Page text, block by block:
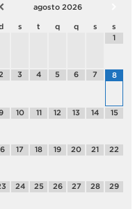
agosto 2026
s t q q s
s
1
2 3 4 5 6 7 8
10 11 12 13 14 15
17 18 19 20 21 22
24 25 26 27 28 29